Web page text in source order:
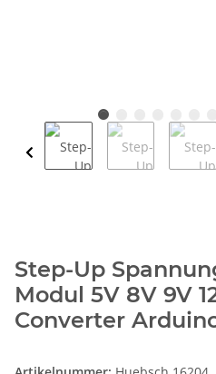
Step-Up
Modul 5V 8V 9V
Converter